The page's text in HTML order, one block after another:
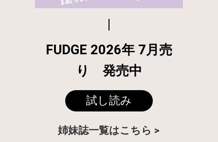
FUDGE 2026年 7月売
り 発売中
試し読み
姉妹誌一覧はこちら